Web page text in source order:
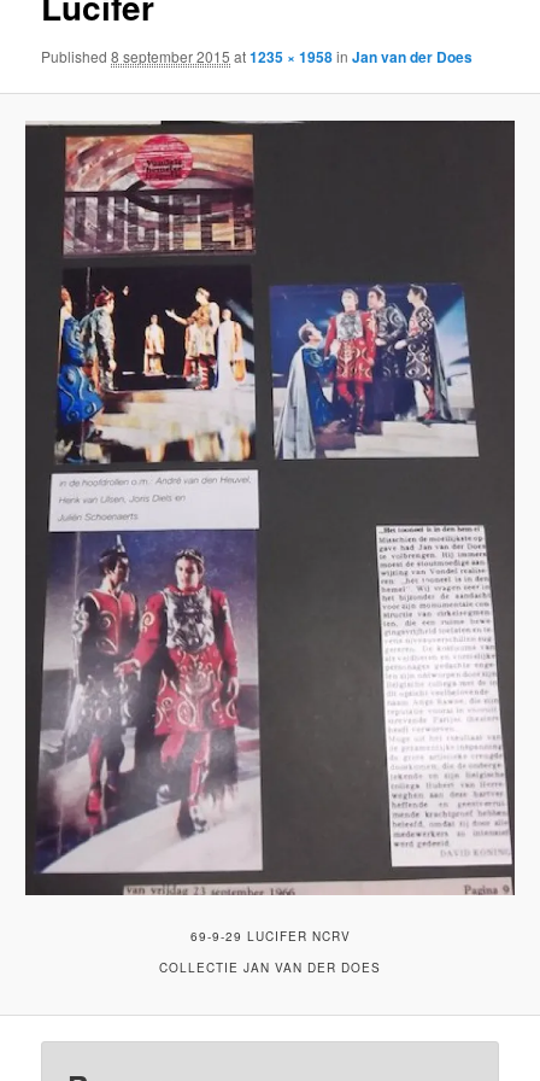
Published8 september 2015 at1235 × 1958inJan van der Does
69-9-29 LUCIFER NCRV
COLLECTIE JAN VAN DER DOES